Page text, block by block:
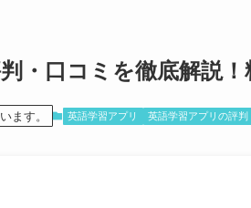
・口コミを徹底解説
ます。 英語学習アプリ 英語学習アプリの評判